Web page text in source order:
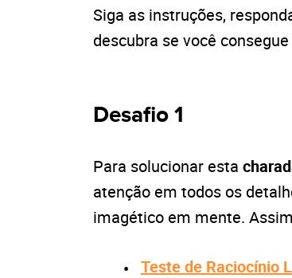
Siga as instruções,
descubra se você
Desafio 1
Para solucionar esta
atenção em todos os
imagético em mente.
Teste de Raciocínio